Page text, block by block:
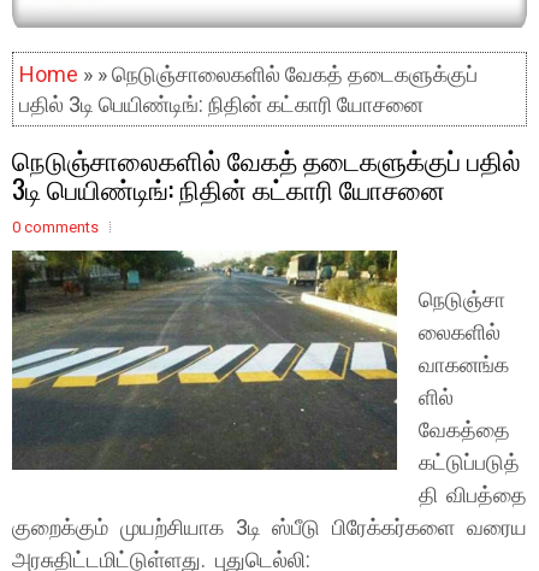
Home » » நெடுஞ்சாலைகளில் வேகத் தடைகளுக்குப்
பதில் 3டி பெயிண்டிங்: நிதின் கட்காரி யோசனை
நெடுஞ்சாலைகளில் வேகத் தடைகளுக்குப் பதில்
3டி பெயிண்டிங்: நிதின் கட்காரி யோசனை
0 comments
நெடுஞ்சா
லைகளில்
வாகனங்க
ளில்
வேகத்தை
கட்டுப்படுத்
தி விபத்தை
குறைக்கும் முயற்சியாக 3டி ஸ்பீடு பிரேக்கர்களை வரைய
அரசுதிட்டமிட்டுள்ளது. புதுடெல்லி: